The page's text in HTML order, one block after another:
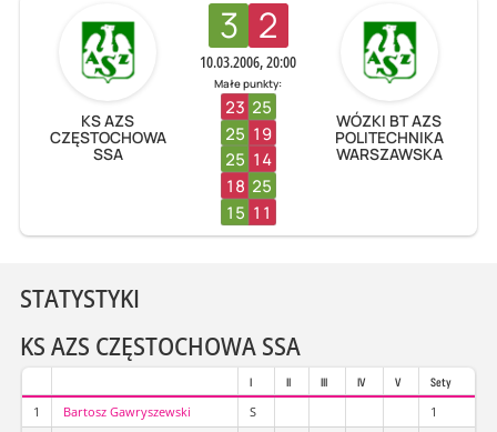
KS AZS
CZĘSTOCHOWA
SSA
3 2
10.03.2006, 20:00
Małe punkty:
23 25
25 19
25 14
18 25
15 11
WÓZKI BT AZS
POLITECHNIKA
WARSZAWSKA
STATYSTYKI
KS AZS CZĘSTOCHOWA SSA
I II III IV V Sety
1 Bartosz Gawryszewski S
1